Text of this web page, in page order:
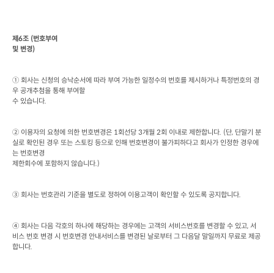
제 6조 (번호부여
및 변경)
① 회사는 신청의 승낙순서에 따라 부여 가능한 일정수의 번호를 제시하거나 특정번호의 경
우 공개추첨을 통해 부여할
수 있습니다.
② 이용자의 요청에 의한 번호변경은 1회선당 3개월 2회 이내로 제한합니다. (단, 단말기 분
실로 확인된 경우 또는 스토킹 등으로 인해 번호변경이 불가피하다고 회사가 인정한 경우에
는 번호변경
제한회수에 포함하지 않습니다.)
③ 회사는 번호관리 기준을 별도로 정하여 이용고객이 확인할 수 있도록 공지합니다.
④ 회사는 다음 각호의 하나에 해당하는 경우에는 고객의 서비스번호를 변경할 수 있고, 서
비스 번호 변경 시 번호변경 안내서비스를 변경된 날로부터 그 다음달 말일까지 무료로 제공
합니다.